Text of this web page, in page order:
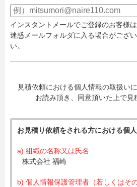
インスタントメールでご登録のお客様
迷惑メールフォルダに入る場合がござ
い。
見積依頼における個人情報の取扱い
お読み頂き、同意頂いた上で見
お見積り依頼をされる方における個
a) 組織の名称又は氏名
株式会社 福崎
b) 個人情報保護管理者（若しくはそ